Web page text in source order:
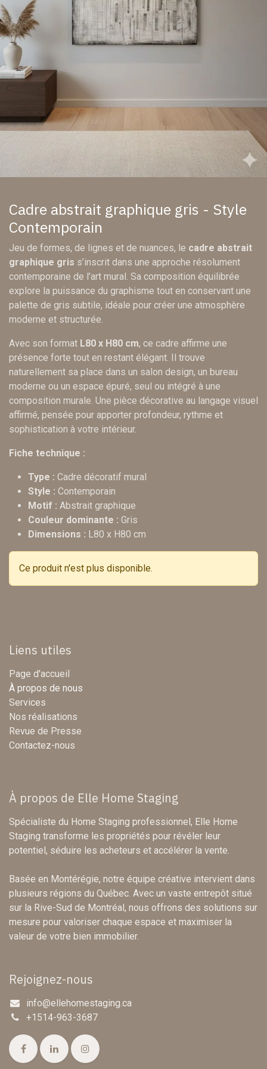
Cadre abstrait graphique gris - Style
Contemporain
Jeu de formes, de lignes et de nuances, le cadre abstrait
graphique gris s’inscrit dans une approche résolument
contemporaine de l’art mural. Sa composition équilibrée
explore la puissance du graphisme tout en conservant une
palette de gris subtile, idéale pour créer une atmosphère
moderne et structurée.
Avec son format L80 x H80 cm, ce cadre affirme une
présence forte tout en restant élégant. Il trouve
naturellement sa place dans un salon design, un bureau
moderne ou un espace épuré, seul ou intégré à une
composition murale. Une pièce décorative au langage visuel
affirmé, pensée pour apporter profondeur, rythme et
sophistication à votre intérieur.
Fiche technique :
Type : Cadre décoratif mural
Style : Contemporain
Motif : Abstrait graphique
Couleur dominante : Gris
Dimensions : L80 x H80 cm
Ce produit n'est plus disponible.
Liens utiles
Page d'accueil
À propos de nous
Services
Nos réalisations
Revue de Presse
Contactez-nous
À propos de Elle Home Staging
Spécialiste du Home Staging professionnel, Elle Home
Staging transforme les propriétés pour révéler leur
potentiel, séduire les acheteurs et accélérer la vente.
Basée en Montérégie, notre équipe créative intervient dans
plusieurs régions du Québec. Avec un vaste entrepôt situé
sur la Rive-Sud de Montréal, nous offrons des solutions sur
mesure pour valoriser chaque espace et maximiser la
valeur de votre bien immobilier.
Rejoignez-nous
info@ellehomestaging.ca
+1514-963-3687